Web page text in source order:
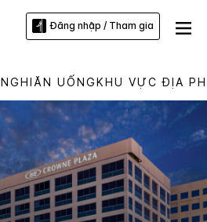
Đăng nhập / Tham gia
ĂN UỐNGKHU VỰC ĐỊA